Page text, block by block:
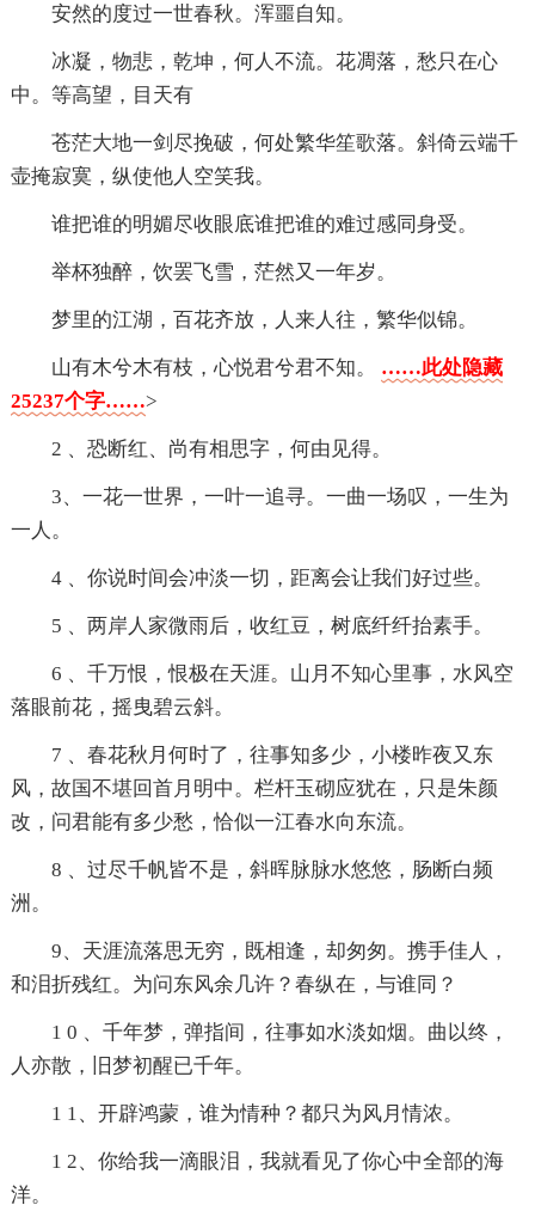
安然的度过一世春秋。浑噩自知。
冰凝，物悲，乾坤，何人不流。花凋落，愁只在心
中。等高望，目天有
苍茫大地一剑尽挽破，何处繁华笙歌落。斜倚云端千
壶掩寂寞，纵使他人空笑我。
谁把谁的明媚尽收眼底谁把谁的难过感同身受。
举杯独醉，饮罢飞雪，茫然又一年岁。
梦里的江湖，百花齐放，人来人往，繁华似锦。
山有木兮木有枝，心悦君兮君不知。 ……此处隐藏
25237个字……>
2 、恐断红、尚有相思字，何由见得。
3、一花一世界，一叶一追寻。一曲一场叹，一生为
一人。
4 、你说时间会冲淡一切，距离会让我们好过些。
5 、两岸人家微雨后，收红豆，树底纤纤抬素手。
6 、千万恨，恨极在天涯。山月不知心里事，水风空
落眼前花，摇曳碧云斜。
7 、春花秋月何时了，往事知多少，小楼昨夜又东
风，故国不堪回首月明中。栏杆玉砌应犹在，只是朱颜
改，问君能有多少愁，恰似一江春水向东流。
8 、过尽千帆皆不是，斜晖脉脉水悠悠，肠断白频
洲。
9、天涯流落思无穷，既相逢，却匆匆。携手佳人，
和泪折残红。为问东风余几许？春纵在，与谁同？
1 0 、千年梦，弹指间，往事如水淡如烟。曲以终，
人亦散，旧梦初醒已千年。
1 1、开辟鸿蒙，谁为情种？都只为风月情浓。
1 2、你给我一滴眼泪，我就看见了你心中全部的海
洋。